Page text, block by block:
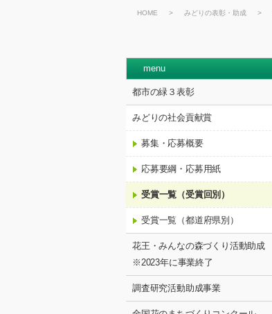
HOME > みどりの表彰・助成 >
menu
都市の緑３表彰
みどりの社会貢献賞
募集・応募概要
応募要綱・応募用紙
受賞一覧（受賞回別）
受賞一覧（都道府県別）
花王・みんなの森づくり活動助成
※2023年に事業終了
調査研究活動助成事業